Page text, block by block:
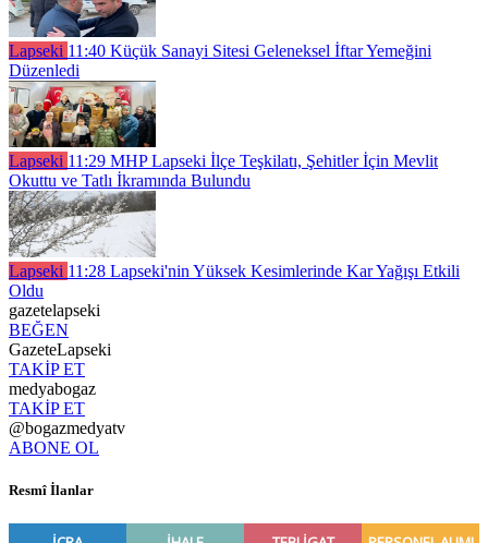
Lapseki 11:40 Küçük Sanayi Sitesi Geleneksel İftar Yemeğini
Düzenledi
Lapseki 11:29 MHP Lapseki İlçe Teşkilatı, Şehitler İçin Mevlit
Okuttu ve Tatlı İkramında Bulundu
Lapseki 11:28 Lapseki'nin Yüksek Kesimlerinde Kar Yağışı Etkili
Oldu
gazetelapseki
BEĞEN
GazeteLapseki
TAKİP ET
medyabogaz
TAKİP ET
@bogazmedyatv
ABONE OL
Resmî İlanlar